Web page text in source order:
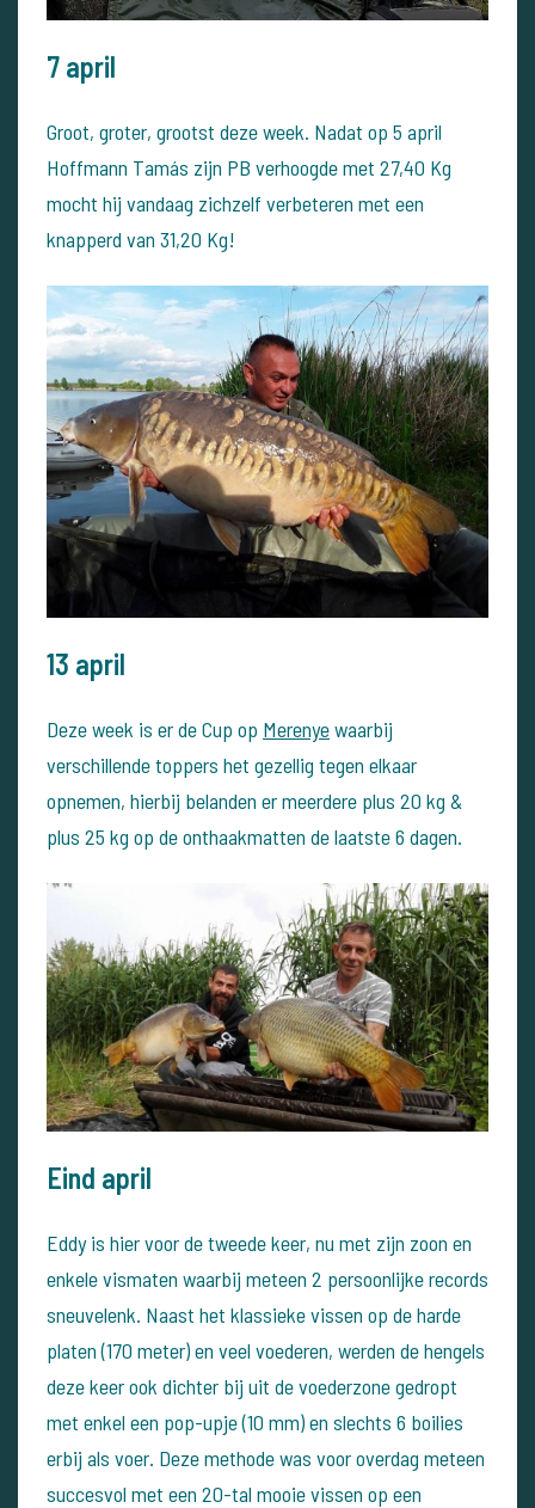
7 april
Groot, groter, grootst deze week. Nadat op 5 april
Hoffmann Tamás zijn PB verhoogde met 27,40 Kg
mocht hij vandaag zichzelf verbeteren met een
knapperd van 31,20 Kg!
13 april
Deze week is er de Cup op Merenyewaarbij
verschillende toppers het gezellig tegen elkaar
opnemen, hierbij belanden er meerdere plus 20 kg &
plus 25 kg op de onthaakmatten de laatste 6 dagen.
Eind april
Eddy is hier voor de tweede keer, nu met zijn zoon en
enkele vismaten waarbij meteen 2 persoonlijke records
sneuvelenk. Naast het klassieke vissen op de harde
platen (170 meter) en veel voederen, werden de hengels
deze keer ook dichter bij uit de voederzone gedropt
met enkel een pop-upje (10 mm) en slechts 6 boilies
erbij als voer. Deze methode was voor overdag meteen
succesvol met een 20-tal mooie vissen op een